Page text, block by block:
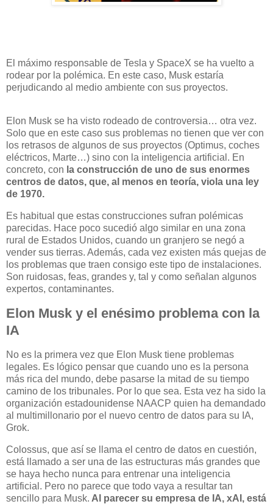
El máximo responsable de Tesla y SpaceX se ha vuelto a
rodear por la polémica. En este caso, Musk estaría
perjudicando al medio ambiente con sus proyectos.
Elon Musk se ha visto rodeado de controversia… otra vez.
Solo que en este caso sus problemas no tienen que ver con
los retrasos de algunos de sus proyectos (Optimus, coches
eléctricos, Marte…) sino con la inteligencia artificial. En
concreto, con la construcción de uno de sus enormes
centros de datos, que, al menos en teoría, viola una ley
de 1970.
Es habitual que estas construcciones sufran polémicas
parecidas. Hace poco sucedió algo similar en una zona
rural de Estados Unidos, cuando un granjero se negó a
vender sus tierras. Además, cada vez existen más quejas de
los problemas que traen consigo este tipo de instalaciones.
Son ruidosas, feas, grandes y, tal y como señalan algunos
expertos, contaminantes.
Elon Musk y el enésimo problema con la
IA
No es la primera vez que Elon Musk tiene problemas
legales. Es lógico pensar que cuando uno es la persona
más rica del mundo, debe pasarse la mitad de su tiempo
camino de los tribunales. Por lo que sea. Esta vez ha sido la
organización estadounidense NAACP quien ha demandado
al multimillonario por el nuevo centro de datos para su IA,
Grok.
Colossus, que así se llama el centro de datos en cuestión,
está llamado a ser una de las estructuras más grandes que
se haya hecho nunca para entrenar una inteligencia
artificial. Pero no parece que todo vaya a resultar tan
sencillo para Musk. Al parecer su empresa de IA, xAI, está